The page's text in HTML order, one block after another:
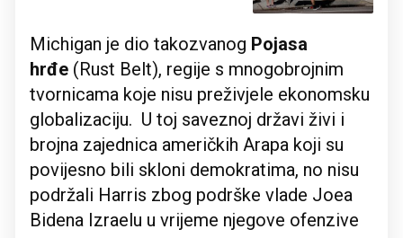
Michigan je dio takozvanog Pojasa
hrđe (Rust Belt), regije s mnogobrojnim
tvornicama koje nisu preživjele ekonomsku
globalizaciju. U toj saveznoj državi živi i
brojna zajednica američkih Arapa koji su
povijesno bili skloni demokratima, no nisu
podržali Harris zbog podrške vlade Joea
Bidena Izraelu u vrijeme njegove ofenzive